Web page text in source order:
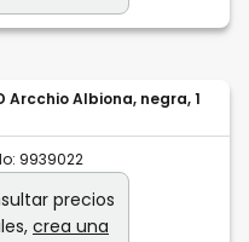
Arcchio Albiona, negra, 1
9939022
precios
crea una